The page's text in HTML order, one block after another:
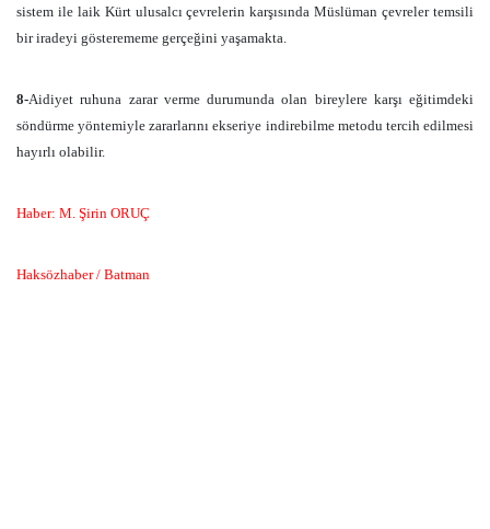
sistem ile laik Kürt ulusalcı çevrelerin karşısında Müslüman çevreler temsili
bir iradeyi gösterememe gerçeğini yaşamakta.
8-Aidiyet ruhuna zarar verme durumunda olan bireylere karşı eğitimdeki
söndürme yöntemiyle zararlarını ekseriye indirebilme metodu tercih edilmesi
hayırlı olabilir.
Haber: M. Şirin ORUÇ
Haksözhaber / Batman